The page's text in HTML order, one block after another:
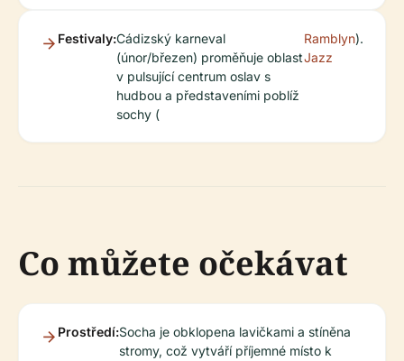
Festivaly:Cádizský karneval
(únor/březen) proměňuje oblast
v pulsující centrum oslav s
hudbou a představeními poblíž
sochy (
Ramblyn
Jazz
).
Co můžete očekávat
Prostředí:Socha je obklopena lavičkami a stíněna
stromy, což vytváří příjemné místo k